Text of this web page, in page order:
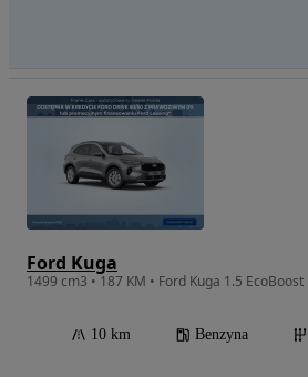
Ford Kuga
10 km Benzyna